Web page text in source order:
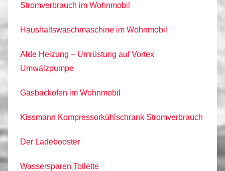
Stromverbrauch im Wohnmobil
Haushaltswaschmaschine im Wohnmobil
Alde Heizung – Umrüstung auf Vortex
Umwälzpumpe
Gasbackofen im Wohnmobil
Kissmann Kompressorkühlschrank Stromverbrauch
Der Ladebooster
Wassersparen Toilette